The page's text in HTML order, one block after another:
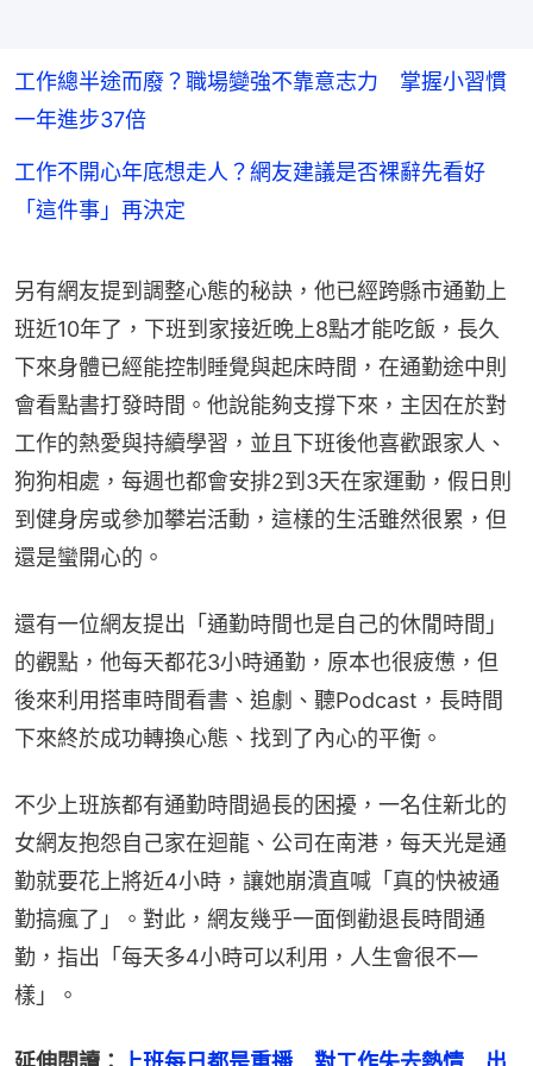
工作總半途而廢？職場變強不靠意志力 掌握小習慣
一年進步37倍
工作不開心年底想走人？網友建議是否裸辭先看好
「這件事」再決定
另有網友提到調整心態的秘訣，他已經跨縣市通勤上
班近10年了，下班到家接近晚上8點才能吃飯，長久
下來身體已經能控制睡覺與起床時間，在通勤途中則
會看點書打發時間。他說能夠支撐下來，主因在於對
工作的熱愛與持續學習，並且下班後他喜歡跟家人、
狗狗相處，每週也都會安排2到3天在家運動，假日則
到健身房或參加攀岩活動，這樣的生活雖然很累，但
還是蠻開心的。
還有一位網友提出「通勤時間也是自己的休閒時間」
的觀點，他每天都花3小時通勤，原本也很疲憊，但
後來利用搭車時間看書、追劇、聽Podcast，長時間
下來終於成功轉換心態、找到了內心的平衡。
不少上班族都有通勤時間過長的困擾，一名住新北的
女網友抱怨自己家在迴龍、公司在南港，每天光是通
勤就要花上將近4小時，讓她崩潰直喊「真的快被通
勤搞瘋了」。對此，網友幾乎一面倒勸退長時間通
勤，指出「每天多4小時可以利用，人生會很不一
樣」。